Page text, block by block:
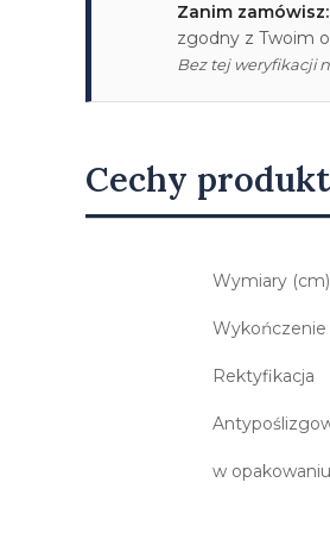
Zanim zamówisz:
zgodny z Twoim
Bez tej weryfikacji
Cechy
Wymiary (cm)
Wykończenie
Rektyfikacja
w